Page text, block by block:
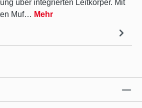
über integrierten Leitkörper. Mit
Muf… Mehr